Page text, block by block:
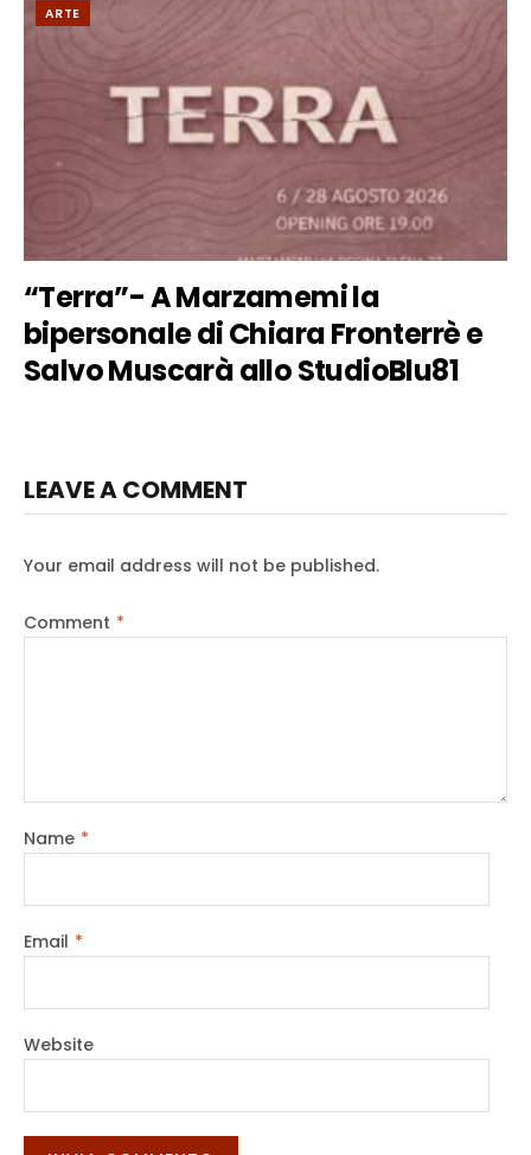
ARTE
“Terra”- A Marzamemi la
bipersonale di Chiara Fronterrè e
Salvo Muscarà allo StudioBlu81
LEAVE A COMMENT
Your email address will not be published.
Comment *
Name *
Email *
Website